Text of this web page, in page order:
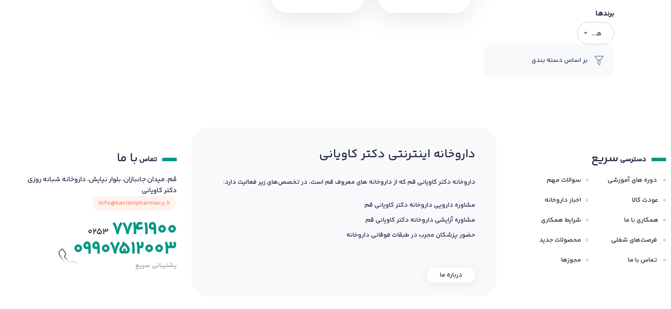
برندها
هر برندی
بر اساس دسته بندی
دسترسی سریع
دوره های آموزشی
عودت کالا
همکاری با ما
فرصت‌های شغلی
تماس با ما
سوالات مهم
اخبار داروخانه
شرایط همکاری
محصولات جدید
مجوزها
داروخانه اینترنتی دکتر کاویانی
داروخانه دکتر کاویانی قم که از داروخانه های معروف قم است، در تخصص‌های زیر فعالیت دارد:
مشاوره دارویی داروخانه دکتر کاویانی قم
مشاوره آرایشی داروخانه دکتر کاویانی قم
حضور پزشکان مجرب در طبقات فوقانی داروخانه
درباره ما
تماس با ما
قم، میدان جانبازان، بلوار نیایش، داروخانه شبانه روزی
دکتر کاویانی
info@kavianipharmacy.ir
0253 7741900
09907512003
پشتیبانی سریع